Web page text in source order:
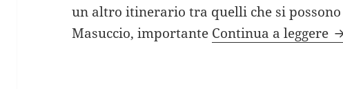
un altro itinerario tra quelli che si
Masuccio, importante Continua a leggere